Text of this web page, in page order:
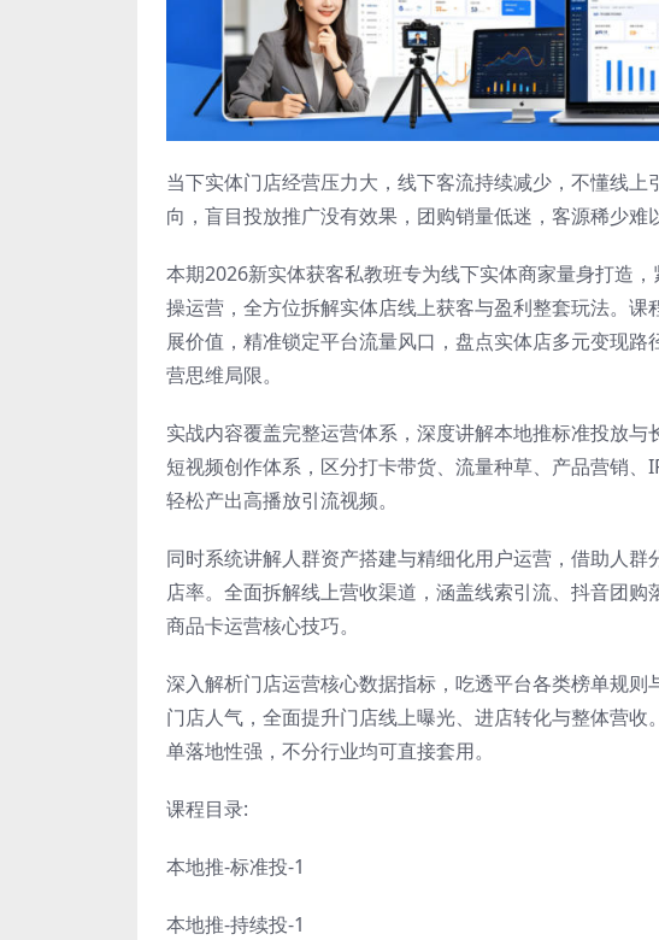
当下实体门店经营压力大，线下客流持续减少，不懂线
向，盲目投放推广没有效果，团购销量低迷，客源稀少难
本期2026新实体获客私教班专为线下实体商家量身打造
操运营，全方位拆解实体店线上获客与盈利整套玩法。
展价值，精准锁定平台流量风口，盘点实体店多元变现
营思维局限。
实战内容覆盖完整运营体系，深度讲解本地推标准投放
短视频创作体系，区分打卡带货、流量种草、产品营销
轻松产出高播放引流视频。
同时系统讲解人群资产搭建与精细化用户运营，借助人
店率。全面拆解线上营收渠道，涵盖线索引流、抖音团购
商品卡运营核心技巧。
深入解析门店运营核心数据指标，吃透平台各类榜单规
门店人气，全面提升门店线上曝光、进店转化与整体营
单落地性强，不分行业均可直接套用。
课程目录:
本地推-标准投-1
本地推-持续投-1